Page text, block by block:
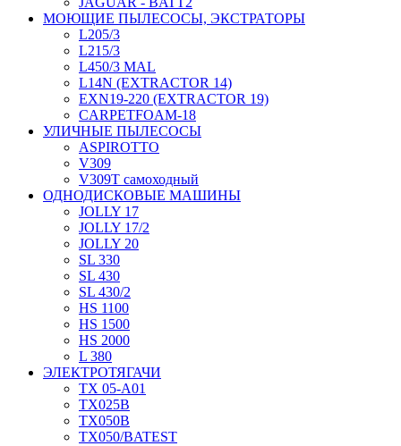
МОЮЩИЕ ПЫЛЕСОСЫ, ЭКСТРАТОРЫ
L205/3
L215/3
L450/3 MAL
L14N (EXTRACTOR 14)
EXN19-220 (EXTRACTOR 19)
CARPETFOAM-18
УЛИЧНЫЕ ПЫЛЕСОСЫ
ASPIROTTO
V309
V309T самоходный
ОДНОДИСКОВЫЕ МАШИНЫ
JOLLY 17
JOLLY 17/2
JOLLY 20
SL 330
SL 430
SL 430/2
HS 1100
HS 1500
HS 2000
L 380
ЭЛЕКТРОТЯГАЧИ
TX 05-A01
TX025В
TX050В
TX050/BATEST